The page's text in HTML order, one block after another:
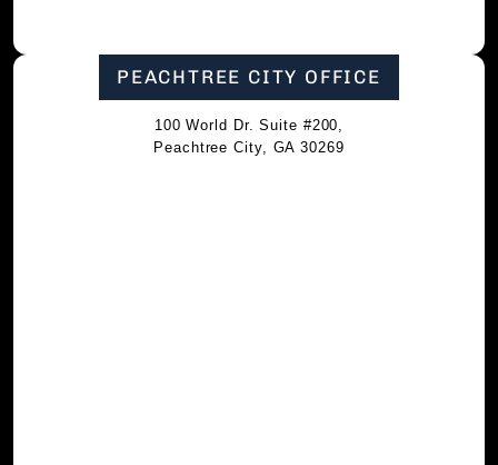
PEACHTREE CITY OFFICE
100 World Dr. Suite #200,
Peachtree City, GA 30269